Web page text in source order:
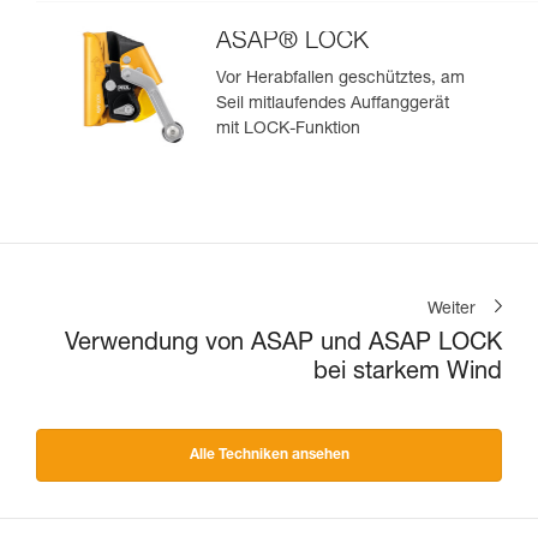
ASAP® LOCK
Vor Herabfallen geschütztes, am
Seil mitlaufendes Auffanggerät
mit LOCK-Funktion
Weiter
Verwendung von ASAP und ASAP LOCK
bei starkem Wind
Alle Techniken ansehen